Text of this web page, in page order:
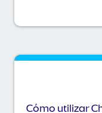
Cómo utilizar